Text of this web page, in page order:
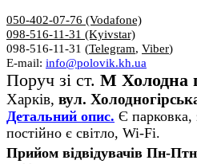
050-402-07-76 (Vodafone)
098-516-11-31 (Kyivstar)
098-516-11-31 (Telegram, Viber)
E-mail: info@polovik.kh.ua
Поруч зі ст. М Холодна
Харків, вул.
Детальний опис. Є парковка,
постійно є світло, Wi-Fi.
Прийом відвідувачів Пн-